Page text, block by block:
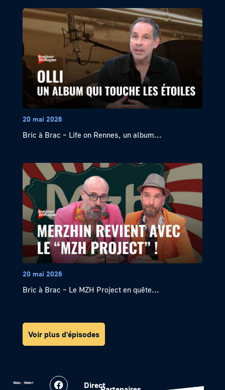
20 mai 2026
Bric à Brac – Life on Rennes, un album...
20 mai 2026
Bric à Brac – Le MZH Project en quête...
Voir plus d'épisodes
Direct